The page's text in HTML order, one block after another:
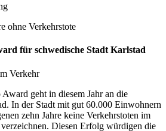
ohne Verkehrstote
für schwedische Stadt Karlstad
Verkehr
geht in diesem Jahr an die
In der Stadt mit gut 60.000 Einwohnern
zehn Jahre keine Verkehrstoten im
Diesen Erfolg würdigen die